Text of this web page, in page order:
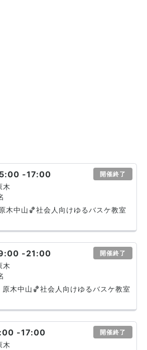
-17:00 開催終了
木
木中山🏀社会人向けゆるバスケ教室
-21:00 開催終了
木
木中山🏀社会人向けゆるバスケ教室
-17:00 開催終了
木